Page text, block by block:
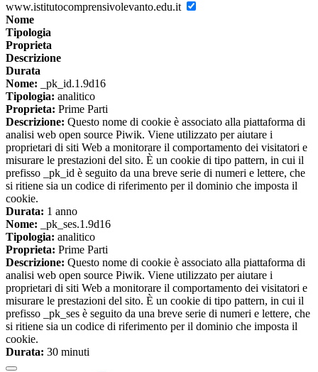
www.istitutocomprensivolevanto.edu.it
Nome
Tipologia
Proprieta
Descrizione
Durata
Nome: _pk_id.1.9d16
Tipologia: analitico
Proprieta: Prime Parti
Descrizione: Questo nome di cookie è associato alla piattaforma di
analisi web open source Piwik. Viene utilizzato per aiutare i
proprietari di siti Web a monitorare il comportamento dei visitatori e
misurare le prestazioni del sito. È un cookie di tipo pattern, in cui il
prefisso _pk_id è seguito da una breve serie di numeri e lettere, che
si ritiene sia un codice di riferimento per il dominio che imposta il
cookie.
Durata: 1 anno
Nome: _pk_ses.1.9d16
Tipologia: analitico
Proprieta: Prime Parti
Descrizione: Questo nome di cookie è associato alla piattaforma di
analisi web open source Piwik. Viene utilizzato per aiutare i
proprietari di siti Web a monitorare il comportamento dei visitatori e
misurare le prestazioni del sito. È un cookie di tipo pattern, in cui il
prefisso _pk_ses è seguito da una breve serie di numeri e lettere, che
si ritiene sia un codice di riferimento per il dominio che imposta il
cookie.
Durata: 30 minuti